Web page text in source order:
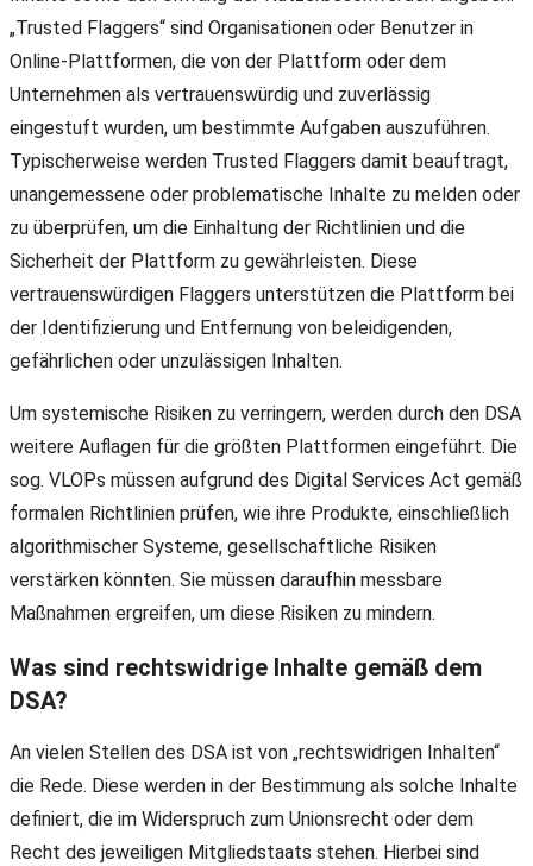
„Trusted Flaggers“ sind Organisationen oder Benutzer in
Online-Plattformen, die von der Plattform oder dem
Unternehmen als vertrauenswürdig und zuverlässig
eingestuft wurden, um bestimmte Aufgaben auszuführen.
Typischerweise werden Trusted Flaggers damit beauftragt,
unangemessene oder problematische Inhalte zu melden oder
zu überprüfen, um die Einhaltung der Richtlinien und die
Sicherheit der Plattform zu gewährleisten. Diese
vertrauenswürdigen Flaggers unterstützen die Plattform bei
der Identifizierung und Entfernung von beleidigenden,
gefährlichen oder unzulässigen Inhalten.
Um systemische Risiken zu verringern, werden durch den DSA
weitere Auflagen für die größten Plattformen eingeführt. Die
sog. VLOPs müssen aufgrund des Digital Services Act gemäß
formalen Richtlinien prüfen, wie ihre Produkte, einschließlich
algorithmischer Systeme, gesellschaftliche Risiken
verstärken könnten. Sie müssen daraufhin messbare
Maßnahmen ergreifen, um diese Risiken zu mindern.
Was sind rechtswidrige Inhalte gemäß dem
DSA?
An vielen Stellen des DSA ist von „rechtswidrigen Inhalten“
die Rede. Diese werden in der Bestimmung als solche Inhalte
definiert, die im Widerspruch zum Unionsrecht oder dem
Recht des jeweiligen Mitgliedstaats stehen. Hierbei sind